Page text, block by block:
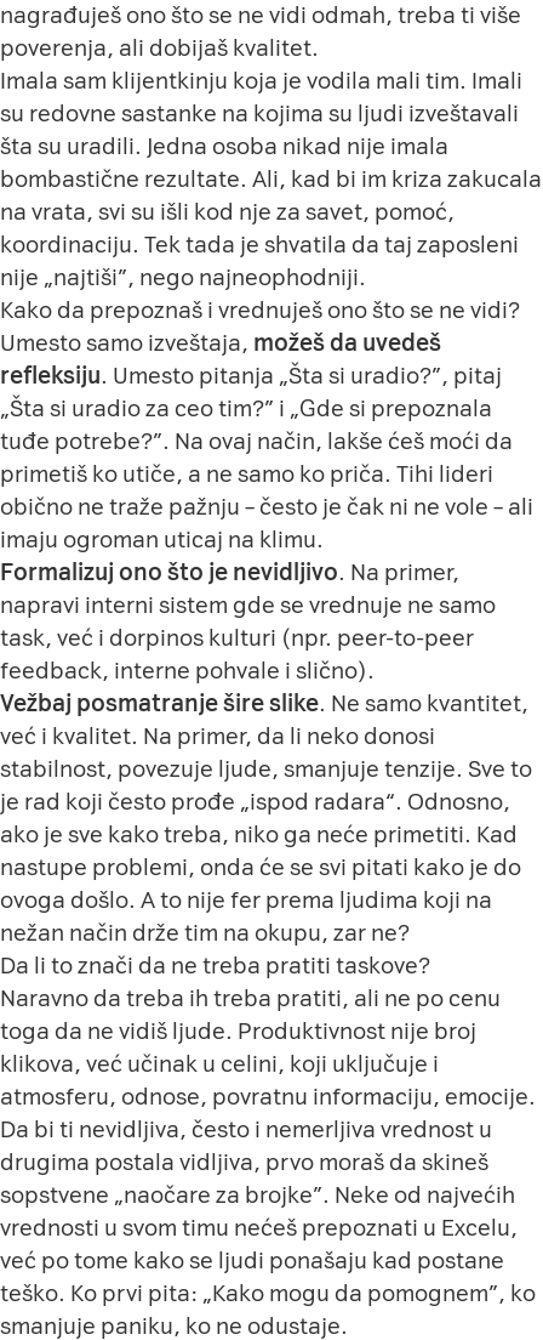
nagrađuješ ono što se ne vidi odmah, treba ti više
poverenja, ali dobijaš kvalitet.
Imala sam klijentkinju koja je vodila mali tim. Imali
su redovne sastanke na kojima su ljudi izveštavali
šta su uradili. Jedna osoba nikad nije imala
bombastične rezultate. Ali, kad bi im kriza zakucala
na vrata, svi su išli kod nje za savet, pomoć,
koordinaciju. Tek tada je shvatila da taj zaposleni
nije „najtiši”, nego najneophodniji.
Kako da prepoznaš i vrednuješ ono što se ne vidi?
Umesto samo izveštaja, možeš da uvedeš
refleksiju. Umesto pitanja „Šta si uradio?”, pitaj
„Šta si uradio za ceo tim?” i „Gde si prepoznala
tuđe potrebe?”. Na ovaj način, lakše ćeš moći da
primetiš ko utiče, a ne samo ko priča. Tihi lideri
obično ne traže pažnju – često je čak ni ne vole – ali
imaju ogroman uticaj na klimu.
Formalizuj ono što je nevidljivo. Na primer,
napravi interni sistem gde se vrednuje ne samo
task, već i dorpinos kulturi (npr. peer-to-peer
feedback, interne pohvale i slično).
Vežbaj posmatranje šire slike. Ne samo kvantitet,
već i kvalitet. Na primer, da li neko donosi
stabilnost, povezuje ljude, smanjuje tenzije. Sve to
je rad koji često prođe „ispod radara“. Odnosno,
ako je sve kako treba, niko ga neće primetiti. Kad
nastupe problemi, onda će se svi pitati kako je do
ovoga došlo. A to nije fer prema ljudima koji na
nežan način drže tim na okupu, zar ne?
Da li to znači da ne treba pratiti taskove?
Naravno da treba ih treba pratiti, ali ne po cenu
toga da ne vidiš ljude. Produktivnost nije broj
klikova, već učinak u celini, koji uključuje i
atmosferu, odnose, povratnu informaciju, emocije.
Da bi ti nevidljiva, često i nemerljiva vrednost u
drugima postala vidljiva, prvo moraš da skineš
sopstvene „naočare za brojke”. Neke od najvećih
vrednosti u svom timu nećeš prepoznati u Excelu,
već po tome kako se ljudi ponašaju kad postane
teško. Ko prvi pita: „Kako mogu da pomognem”, ko
smanjuje paniku, ko ne odustaje.